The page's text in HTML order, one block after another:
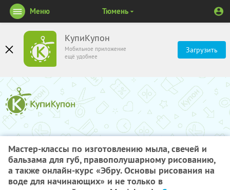
КупиКупон
Мобильное приложение
ещё удобнее
Загрузить
Меню Тюмень
Мастер-классы по изготовлению мыла, свечей и
бальзама для губ, правополушарному рисованию,
а также онлайн-курс «Эбру. Основы рисования на
воде для начинающих» и не только в